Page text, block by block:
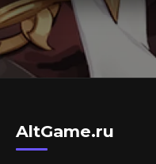
AltGame.ru